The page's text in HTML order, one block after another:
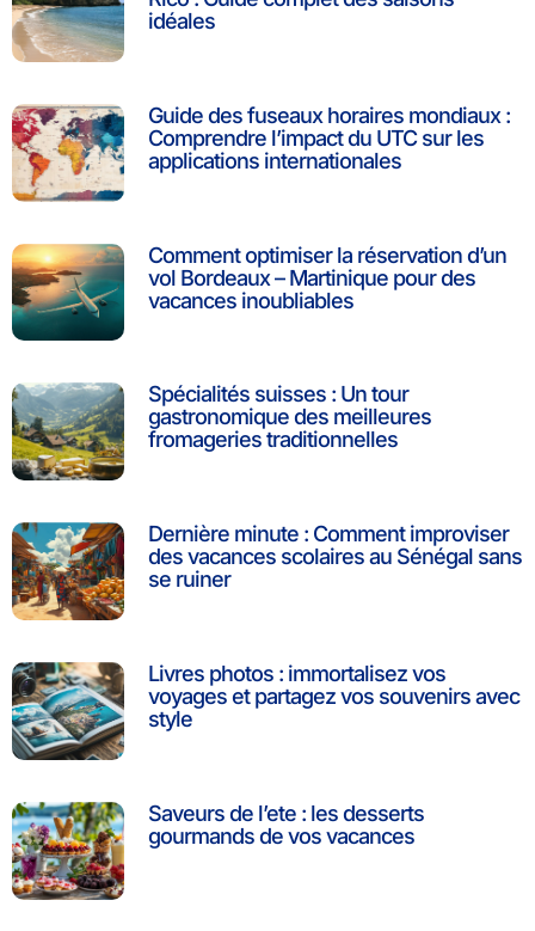
idéales
Guide des fuseaux horaires mondiaux :
Comprendre l’impact du UTC sur les
applications internationales
Comment optimiser la réservation d’un
vol Bordeaux – Martinique pour des
vacances inoubliables
Spécialités suisses : Un tour
gastronomique des meilleures
fromageries traditionnelles
Dernière minute : Comment improviser
des vacances scolaires au Sénégal sans
se ruiner
Livres photos : immortalisez vos
voyages et partagez vos souvenirs avec
style
Saveurs de l’ete : les desserts
gourmands de vos vacances